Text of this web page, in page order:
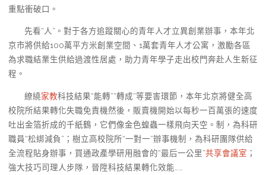
重點衝破口。
先看“人”。對于各方追蹤關心的青年人才立異創業辦事，本年北
京市將供給100萬平方米創業空間、1萬套青年人才公寓，激勵各區
為求職結業生供給過渡性居處，助力青年學子走出校門奔赴人生新征
程。
繚繞家教科技結果“能轉”“轉成”等要害環節，本年北京將健全高
校院所結果轉化失職免責機然後，販賣機開始以每秒一百萬張的速度
吐出金箔折成的千紙鶴，它們像金色蝗蟲一樣飛向天空。制，為科研
職員“松綁減負”；樹立高校院所“一對一”辦事機制，為科研團隊供給
全流程貼身辦事，買通政產學研用融會的“最后一公里”共享會議室 ；
強大技巧司理人步隊，晉陞科技結果轉化效能……